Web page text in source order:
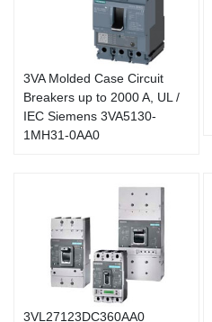
3VA Molded Case Circuit
Breakers up to 2000 A, UL /
IEC Siemens 3VA5130-
1MH31-0AA0
3VL27123DC360AA0